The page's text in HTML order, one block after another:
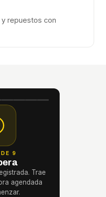
repuestos con
9
Trae
agendada